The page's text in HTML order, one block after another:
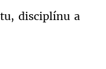
disciplínu a